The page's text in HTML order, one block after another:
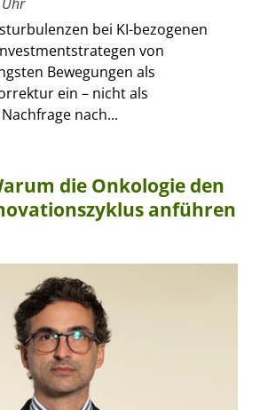
bei KI-bezogenen
von
Bewegungen als
ein – nicht als
nach...
die Onkologie den
anführen